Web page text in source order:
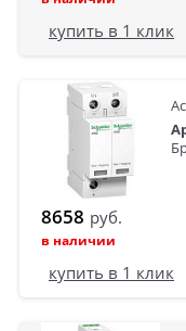
купить в 1 клик
8658 руб.
в наличии
купить в 1 клик